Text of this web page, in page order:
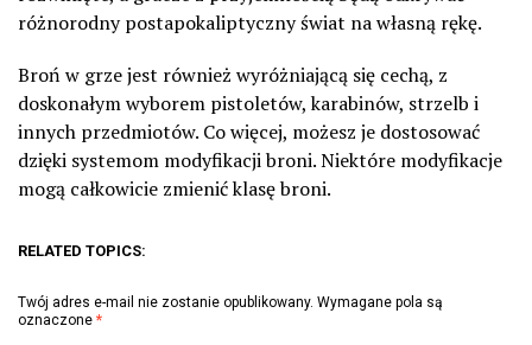
różnorodny postapokaliptyczny świat na własną rękę.
Broń w grze jest również wyróżniającą się cechą, z
doskonałym wyborem pistoletów, karabinów, strzelb i
innych przedmiotów. Co więcej, możesz je dostosować
dzięki systemom modyfikacji broni. Niektóre modyfikacje
mogą całkowicie zmienić klasę broni.
RELATED TOPICS:
Twój adres e-mail nie zostanie opublikowany. Wymagane pola są
oznaczone *